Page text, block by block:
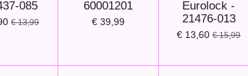
085
€ 13,99
60001201
€ 39,99
Eurolock -
21476-013
€ 13,60 € 15,99